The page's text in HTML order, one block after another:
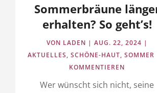
Sommerbräune
erhalten? So geht’s!
VON LADEN | AUG. 22, 2024 |
AKTUELLES, SCHÖNE-HAUT, SOMMER
KOMMENTIEREN
Wer wünscht sich nicht, seine